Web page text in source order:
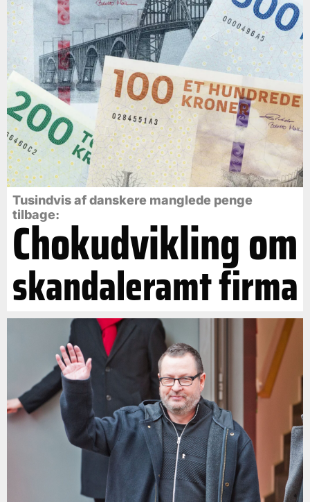
Tusindvis af danskere manglede penge
tilbage:
Chokudvikling om
skandaleramt firma